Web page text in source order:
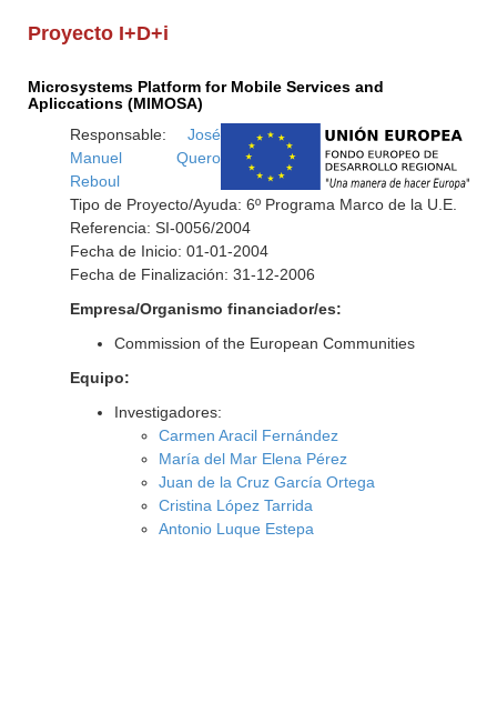
Proyecto I+D+i
Microsystems Platform for Mobile Services and
Apliccations (MIMOSA)
Responsable: José
Manuel Quero
Reboul
Tipo de Proyecto/Ayuda: 6º Programa Marco de la U.E.
Referencia: SI-0056/2004
Fecha de Inicio: 01-01-2004
Fecha de Finalización: 31-12-2006
Empresa/Organismo financiador/es:
Commission of the European Communities
Equipo:
Investigadores:
Carmen Aracil Fernández
María del Mar Elena Pérez
Juan de la Cruz García Ortega
Cristina López Tarrida
Antonio Luque Estepa